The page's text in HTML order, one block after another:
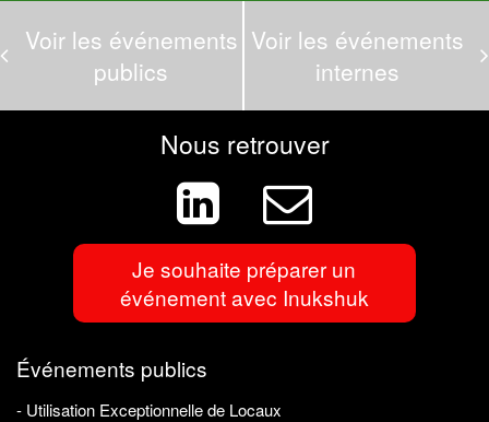
Voir les événements
publics
Voir les événements
internes
Événements publics
- Utilisation Exceptionnelle de Locaux
Nous retrouver
Je souhaite préparer un
événement avec Inukshuk